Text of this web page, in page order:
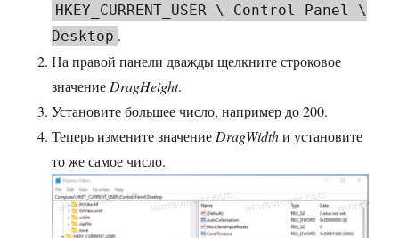
HKEY_CURRENT_USER \ Control Panel \
Desktop .
На правой панели дважды щелкните строковое
значение DragHeight.
Установите большее число, например до 200.
Теперь измените значение DragWidthи установите
то же самое число.